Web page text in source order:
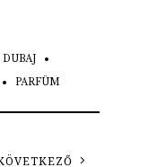
DUBAJ
PARFÜM